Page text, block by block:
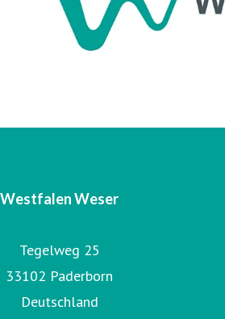
organisiert: Westfalen Weser
Co. KG, Westfalen Weser
Westfalen Weser
Tegelweg 25
33102 Paderborn
Deutschland